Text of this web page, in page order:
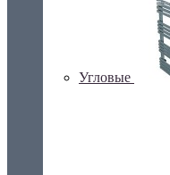
Угловые